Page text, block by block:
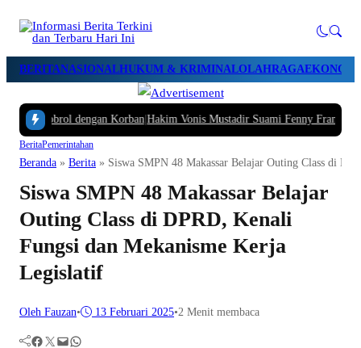
BERITANASIONALHUKUM & KRIMINALOLAHRAGA
Ngobrol dengan Korban|Hakim Vonis Mustadir Suami Fenny Frans 1,5
BeritaPemerintahan
Beranda » Berita » Siswa SMPN 48 Makassar Belajar Outing Class di
Siswa SMPN 48 Makassar Belajar
Outing Class di DPRD, Kenali
Fungsi dan Mekanisme Kerja
Legislatif
Oleh Fauzan• 13 Februari 2025•2 Menit membaca
Facebook Twitter Mail WhatsApp